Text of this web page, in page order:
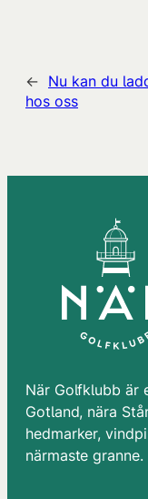
← Nu kan du
hos oss
När Golfklubb är
Gotland, nära
hedmarker,
närmaste granne.